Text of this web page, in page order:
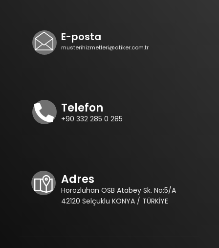
BAHÇELİ EVLER MAH. YENİ SAN. SİT.
SUSAM SOK. NO:24
ÇORUM, KARGI
Yol Tarifi
ÇORUM, ÇORUM MERKEZ
5414578899
Pazartesi, Salı, Çarşamba,
E-posta
musterihizmetleri@atiker.com.tr
Telefon
+90 332 285 0 285
Adres
Horozluhan OSB Atabey Sk. No:5/A
42120 Selçuklu KONYA / TÜRKİYE